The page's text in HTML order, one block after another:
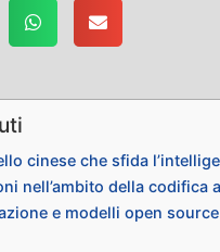
cinese che sfida
nell’ambito della codifica
e modelli open source